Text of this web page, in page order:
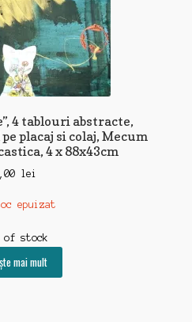
4 tablouri abstracte,
placaj si colaj, Mecum
4 x 88x43cm
lei
epuizat
of stock
mai mult